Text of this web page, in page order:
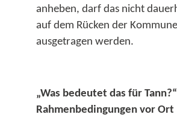
anheben, darf das nicht
auf dem Rücken der
ausgetragen werden.​
„Was bedeutet das für
Rahmenbedingungen vor Ort